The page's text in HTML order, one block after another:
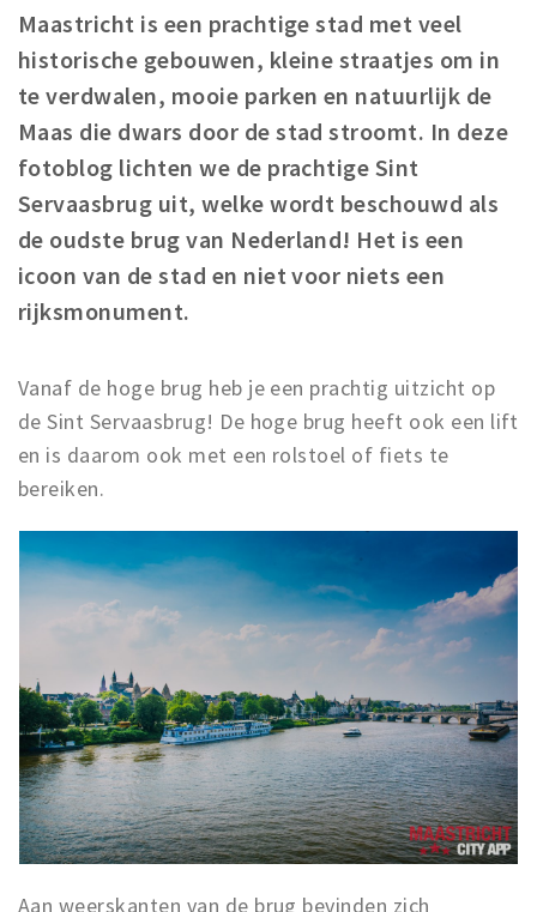
Winkelgebieden
Parkeren
Bezienswaardigheden
Musea, theaters & podia
Uitjes & activiteiten
Toeristische routes
Natuurgebieden
Baroniepoorten
Andere City Apps
Maastricht is een prachtige stad met veel
historische gebouwen, kleine straatjes om in
te verdwalen, mooie parken en natuurlijk de
Maas die dwars door de stad stroomt. In deze
fotoblog lichten we de prachtige Sint
Servaasbrug uit, welke wordt beschouwd als
de oudste brug van Nederland! Het is een
icoon van de stad en niet voor niets een
rijksmonument.
Vanaf de hoge brug heb je een prachtig uitzicht op
de Sint Servaasbrug! De hoge brug heeft ook een lift
en is daarom ook met een rolstoel of fiets te
bereiken.
Aan weerskanten van de brug bevinden zich